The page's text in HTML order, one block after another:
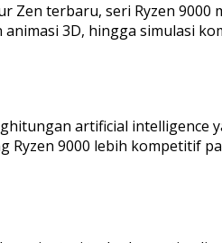
Zen terbaru, seri Ryzen 9000
3D, hingga simulasi
artificial intelligence
Ryzen 9000 lebih kompetitif